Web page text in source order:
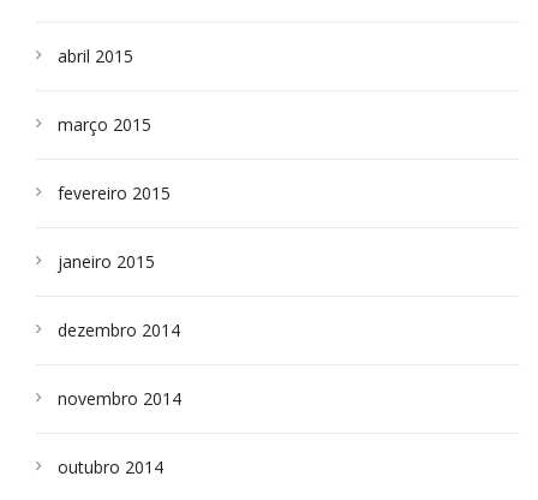
abril 2015
março 2015
fevereiro 2015
janeiro 2015
dezembro 2014
novembro 2014
outubro 2014